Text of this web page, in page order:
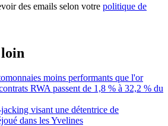
des emails selon votre politique de
moins performants que l'or
RWA passent de 1,8 % à 32,2 % du
visant une détentrice de
dans les Yvelines